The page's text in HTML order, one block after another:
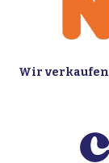
Wir